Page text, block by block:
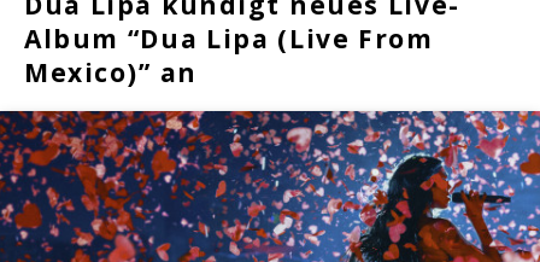
Lipa
(Live
From
Mexico)"
an
Album “Dua Lipa (Live From
Mexico)” an